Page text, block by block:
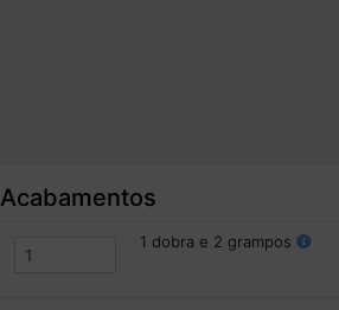
Acabamentos
1 dobra e 2 grampos